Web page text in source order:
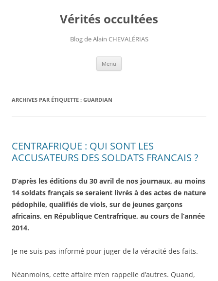
Vérités occultées
Blog de Alain CHEVALÉRIAS
Menu
ARCHIVES PAR ÉTIQUETTE : GUARDIAN
CENTRAFRIQUE : QUI SONT LES
ACCUSATEURS DES SOLDATS FRANCAIS ?
D’après les éditions du 30 avril de nos journaux, au moins
14 soldats français se seraient livrés à des actes de nature
pédophile, qualifiés de viols, sur de jeunes garçons
africains, en République Centrafrique, au cours de l’année
2014.
Je ne suis pas informé pour juger de la véracité des faits.
Néanmoins, cette affaire m’en rappelle d’autres. Quand,